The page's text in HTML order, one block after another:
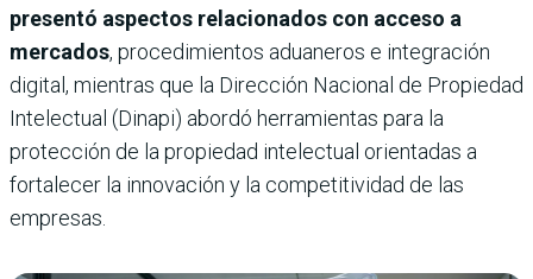
presentó aspectos relacionados con acceso a
mercados, procedimientos aduaneros e integración
digital, mientras que la Dirección Nacional de Propiedad
Intelectual (Dinapi) abordó herramientas para la
protección de la propiedad intelectual orientadas a
fortalecer la innovación y la competitividad de las
empresas.